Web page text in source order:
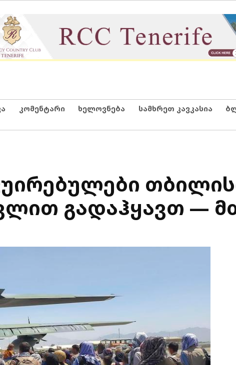
კომენტარი ხელოვნება სამხრეთ კავკასია
გადაჰყავთ —